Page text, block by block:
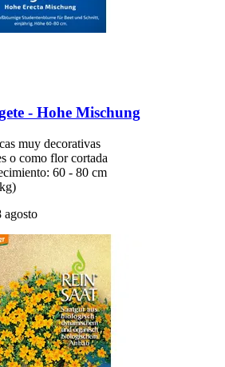
-​ Hohe Mischung
muy decorativas
o como flor cortada
60 - 80 cm
agosto